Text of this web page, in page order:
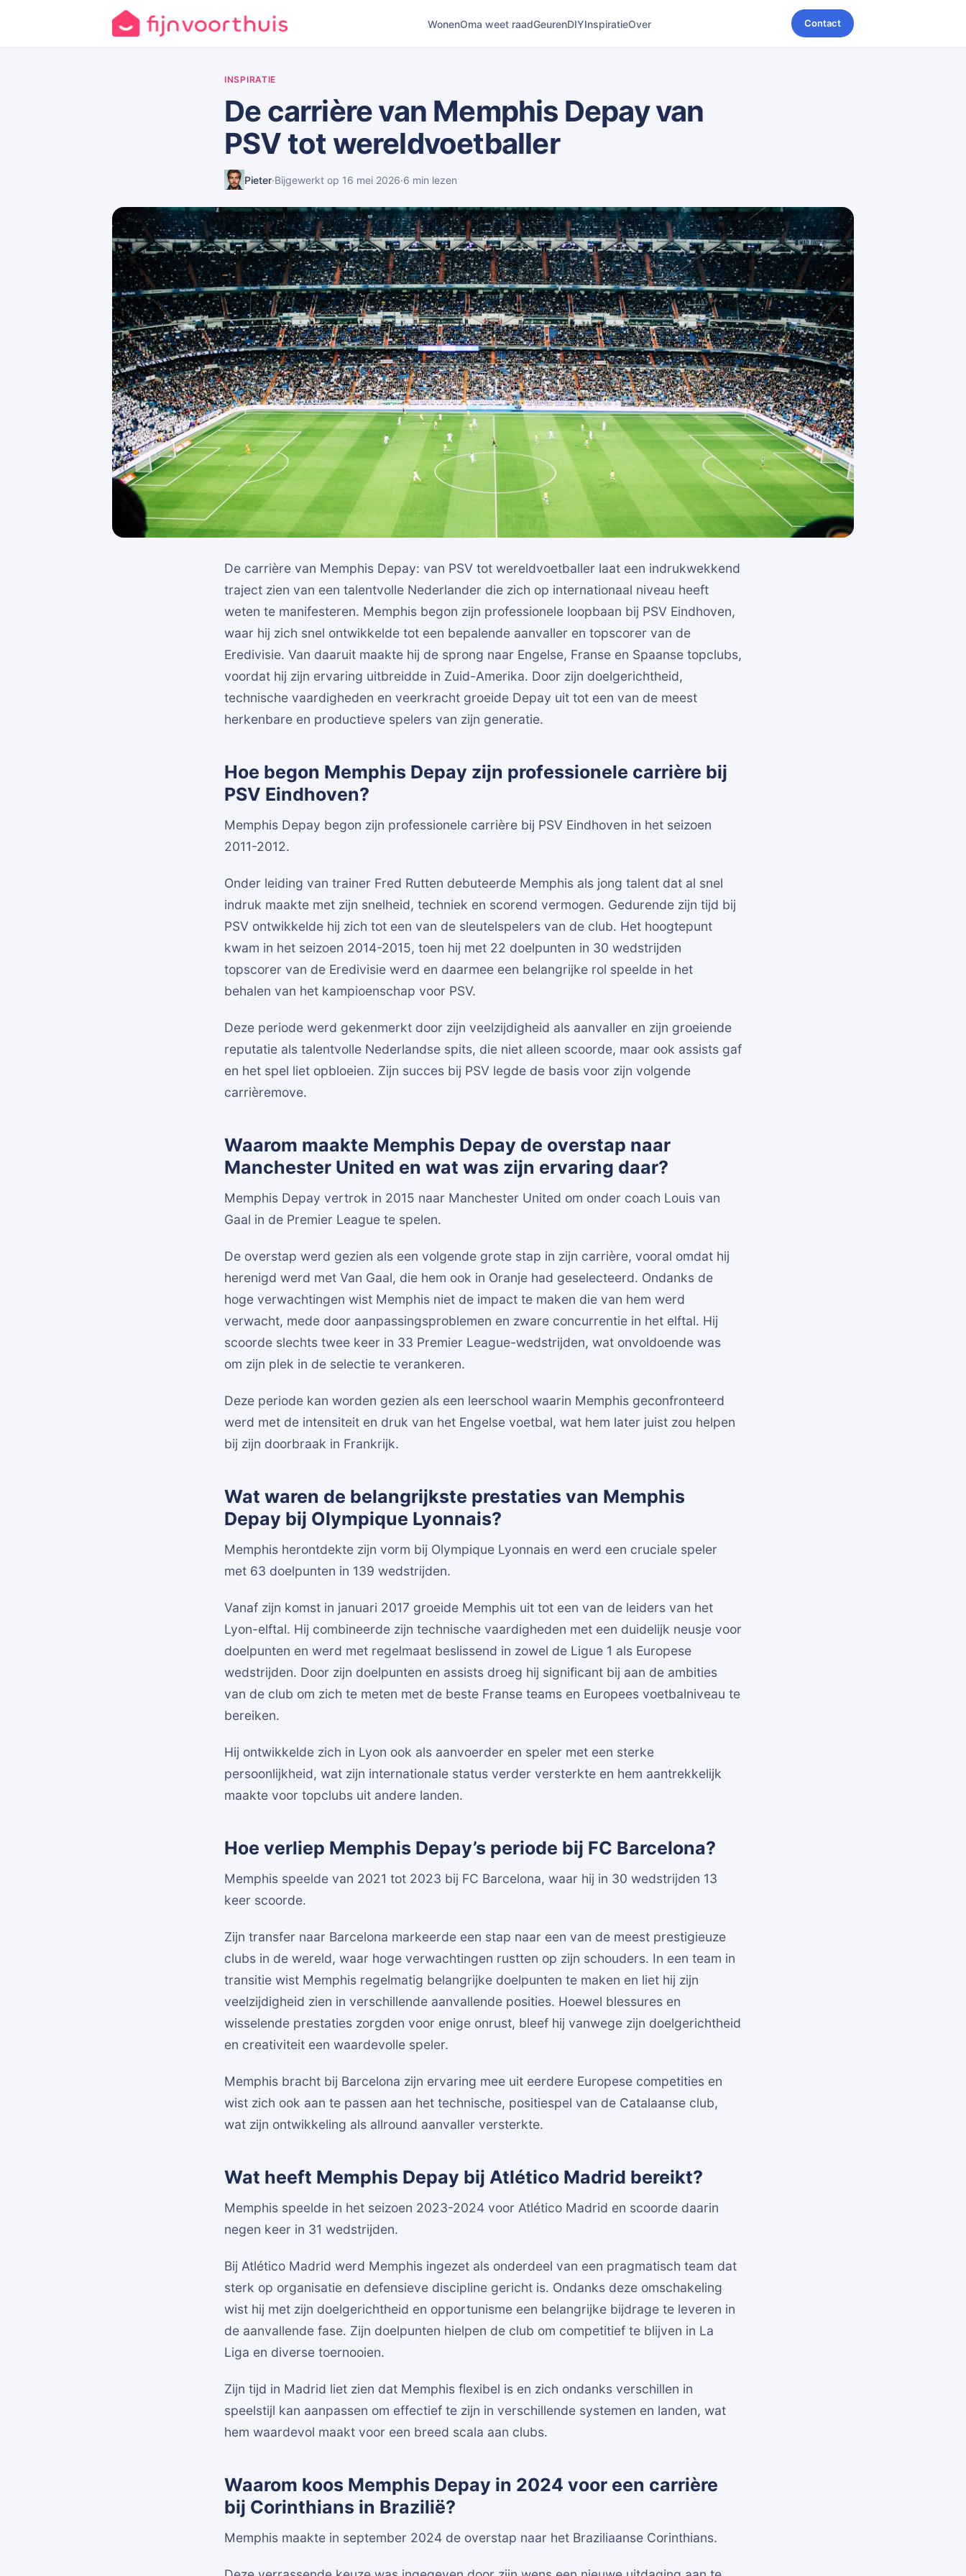
WonenOma weet raadGeurenDIYInspiratieOver Contact
INSPIRATIE
De carrière van Memphis Depay van
PSV tot wereldvoetballer
Pieter·Bijgewerkt op 16 mei 2026·6 min lezen
De carrière van Memphis Depay: van PSV tot wereldvoetballer laat een indrukwekkend
traject zien van een talentvolle Nederlander die zich op internationaal niveau heeft
weten te manifesteren. Memphis begon zijn professionele loopbaan bij PSV Eindhoven,
waar hij zich snel ontwikkelde tot een bepalende aanvaller en topscorer van de
Eredivisie. Van daaruit maakte hij de sprong naar Engelse, Franse en Spaanse topclubs,
voordat hij zijn ervaring uitbreidde in Zuid-Amerika. Door zijn doelgerichtheid,
technische vaardigheden en veerkracht groeide Depay uit tot een van de meest
herkenbare en productieve spelers van zijn generatie.
Hoe begon Memphis Depay zijn professionele carrière bij
PSV Eindhoven?
Memphis Depay begon zijn professionele carrière bij PSV Eindhoven in het seizoen
2011-2012.
Onder leiding van trainer Fred Rutten debuteerde Memphis als jong talent dat al snel
indruk maakte met zijn snelheid, techniek en scorend vermogen. Gedurende zijn tijd bij
PSV ontwikkelde hij zich tot een van de sleutelspelers van de club. Het hoogtepunt
kwam in het seizoen 2014-2015, toen hij met 22 doelpunten in 30 wedstrijden
topscorer van de Eredivisie werd en daarmee een belangrijke rol speelde in het
behalen van het kampioenschap voor PSV.
Deze periode werd gekenmerkt door zijn veelzijdigheid als aanvaller en zijn groeiende
reputatie als talentvolle Nederlandse spits, die niet alleen scoorde, maar ook assists gaf
en het spel liet opbloeien. Zijn succes bij PSV legde de basis voor zijn volgende
carrièremove.
Waarom maakte Memphis Depay de overstap naar
Manchester United en wat was zijn ervaring daar?
Memphis Depay vertrok in 2015 naar Manchester United om onder coach Louis van
Gaal in de Premier League te spelen.
De overstap werd gezien als een volgende grote stap in zijn carrière, vooral omdat hij
herenigd werd met Van Gaal, die hem ook in Oranje had geselecteerd. Ondanks de
hoge verwachtingen wist Memphis niet de impact te maken die van hem werd
verwacht, mede door aanpassingsproblemen en zware concurrentie in het elftal. Hij
scoorde slechts twee keer in 33 Premier League-wedstrijden, wat onvoldoende was
om zijn plek in de selectie te verankeren.
Deze periode kan worden gezien als een leerschool waarin Memphis geconfronteerd
werd met de intensiteit en druk van het Engelse voetbal, wat hem later juist zou helpen
bij zijn doorbraak in Frankrijk.
Wat waren de belangrijkste prestaties van Memphis
Depay bij Olympique Lyonnais?
Memphis herontdekte zijn vorm bij Olympique Lyonnais en werd een cruciale speler
met 63 doelpunten in 139 wedstrijden.
Vanaf zijn komst in januari 2017 groeide Memphis uit tot een van de leiders van het
Lyon-elftal. Hij combineerde zijn technische vaardigheden met een duidelijk neusje voor
doelpunten en werd met regelmaat beslissend in zowel de Ligue 1 als Europese
wedstrijden. Door zijn doelpunten en assists droeg hij significant bij aan de ambities
van de club om zich te meten met de beste Franse teams en Europees voetbalniveau te
bereiken.
Hij ontwikkelde zich in Lyon ook als aanvoerder en speler met een sterke
persoonlijkheid, wat zijn internationale status verder versterkte en hem aantrekkelijk
maakte voor topclubs uit andere landen.
Hoe verliep Memphis Depay’s periode bij FC Barcelona?
Memphis speelde van 2021 tot 2023 bij FC Barcelona, waar hij in 30 wedstrijden 13
keer scoorde.
Zijn transfer naar Barcelona markeerde een stap naar een van de meest prestigieuze
clubs in de wereld, waar hoge verwachtingen rustten op zijn schouders. In een team in
transitie wist Memphis regelmatig belangrijke doelpunten te maken en liet hij zijn
veelzijdigheid zien in verschillende aanvallende posities. Hoewel blessures en
wisselende prestaties zorgden voor enige onrust, bleef hij vanwege zijn doelgerichtheid
en creativiteit een waardevolle speler.
Memphis bracht bij Barcelona zijn ervaring mee uit eerdere Europese competities en
wist zich ook aan te passen aan het technische, positiespel van de Catalaanse club,
wat zijn ontwikkeling als allround aanvaller versterkte.
Wat heeft Memphis Depay bij Atlético Madrid bereikt?
Memphis speelde in het seizoen 2023-2024 voor Atlético Madrid en scoorde daarin
negen keer in 31 wedstrijden.
Bij Atlético Madrid werd Memphis ingezet als onderdeel van een pragmatisch team dat
sterk op organisatie en defensieve discipline gericht is. Ondanks deze omschakeling
wist hij met zijn doelgerichtheid en opportunisme een belangrijke bijdrage te leveren in
de aanvallende fase. Zijn doelpunten hielpen de club om competitief te blijven in La
Liga en diverse toernooien.
Zijn tijd in Madrid liet zien dat Memphis flexibel is en zich ondanks verschillen in
speelstijl kan aanpassen om effectief te zijn in verschillende systemen en landen, wat
hem waardevol maakt voor een breed scala aan clubs.
Waarom koos Memphis Depay in 2024 voor een carrière
bij Corinthians in Brazilië?
Memphis maakte in september 2024 de overstap naar het Braziliaanse Corinthians.